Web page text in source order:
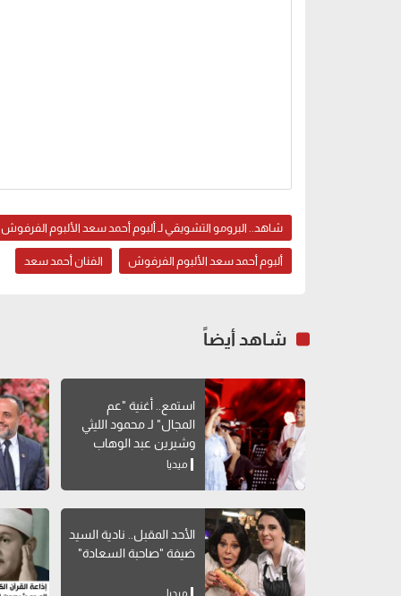
شاهد.. البرومو التشويقي لـ ألبوم أحمد سعد الألبوم الفرفوش
ألبوم أحمد سعد الألبوم الفرفوش الفنان أحمد سعد
شاهد أيضاً
استمع.. أغنية "عم
المجال" لـ محمود الليثي
وشيرين عبد الوهاب
ميديا
الأحد المقبل.. نادية السيد
ضيفة "صاحبة السعادة"